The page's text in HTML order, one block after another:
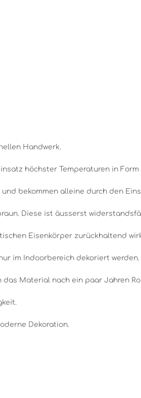
Handwerk.
höchster Temperaturen in Form
bekommen alleine durch den
Diese ist äusserst
Eisenkörper zurückhaltend
im Indoorbereich dekoriert werden.
Material nach ein paar Jahren
Dekoration.